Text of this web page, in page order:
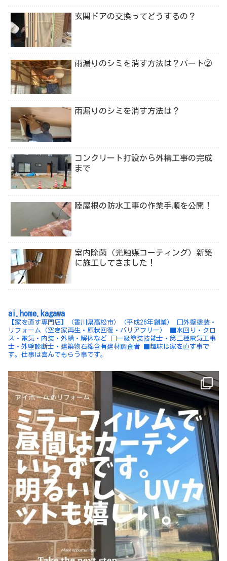
玄関ドアの交換ってどうするの？
雨漏りのシミを消す方法は？パート②
雨漏りのシミを消す方法は？
コンクリート打設から外構工事の完成
まで
陸屋根の防水工事の作業手順を公開！
室内除菌（光触媒コーティング）新築
に施工してきました！
ai.home.kagawa
【家を直す専門店】（香川県高松市）（平成26年創業）
□外壁塗装・
リフォーム（空き家再生・原状回復・バリアフリー）
■水回り・クロ
ス・電気・内装・外構・解体など □一級塗装技能士・第二種電気工事
士・外壁診断士・建築物石綿含有建材調査者 ■趣味は家を直す事で
す。仕事は喜んでもらう事です。